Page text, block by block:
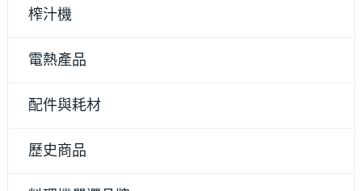
榨汁機
電熱產品
配件與耗材
歷史商品